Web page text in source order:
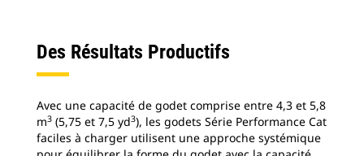
Des Résultats Productifs
Avec une capacité de godet comprise entre 4,3 et 5,8
m3 (5,75 et 7,5 yd3), les godets Série Performance Cat
faciles à charger utilisent une approche systémique